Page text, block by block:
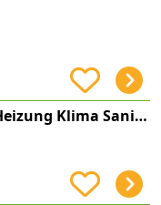
Ronny Gumprecht Heizung Klima Sanitärtechnik